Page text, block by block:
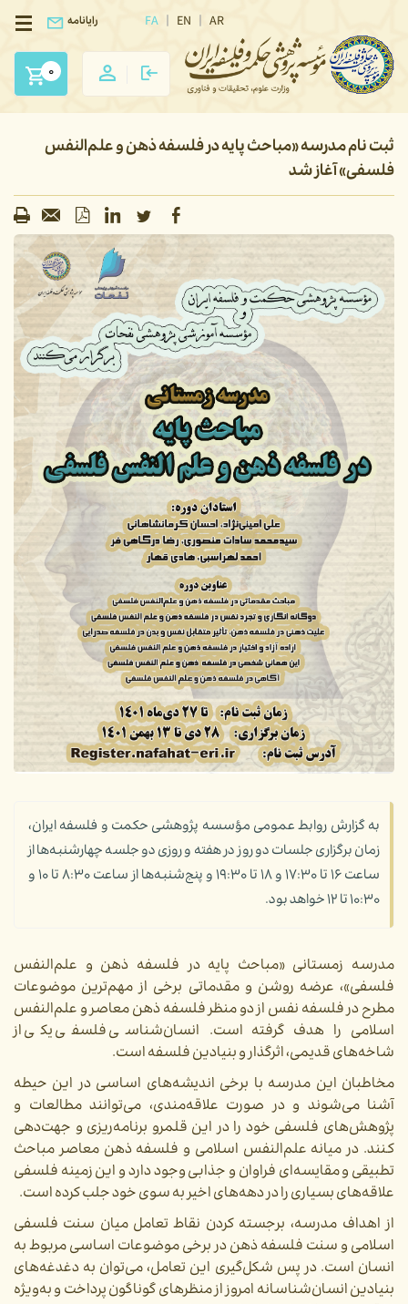
FA EN AR رایانامه
0
ثبت نام مدرسه «مباحث پایه در فلسفه ذهن و علم‌النفس
فلسفی» آغاز شد
به گزارش روابط عمومی مؤسسه پژوهشی حکمت و فلسفه ایران،
زمان برگزاری جلسات دو روز در هفته و روزی دو جلسه چهارشنبه‌ها از
ساعت ۱۶ تا ۱۷:۳۰ و ۱۸ تا ۱۹:۳۰ و پنج‌شنبه‌ها از ساعت ۸:۳۰ تا ۱۰ و
۱۰:۳۰ تا ۱۲ خواهد بود.
مدرسه زمستانی «مباحث پایه در فلسفه ذهن و علم‌النفس
فلسفی»، عرضه روشن و مقدماتی برخی از مهم‌ترین موضوعات
مطرح در فلسفه نفس از دو منظر فلسفه ذهن معاصر و علم‌النفس
اسلامی را هدف گرفته است. انسان‌شناسی فلسفی یکی از
شاخه‌های قدیمی، اثرگذار و بنیادین فلسفه است.
مخاطبان این مدرسه با برخی اندیشه‌های اساسی در این حیطه
آشنا می‌شوند و در صورت علاقه‌مندی، می‌توانند مطالعات و
پژوهش‌های فلسفی خود را در این قلمرو برنامه‌ریزی و جهت‌دهی
کنند. در میانه علم‌النفس اسلامی و فلسفه ذهن معاصر مباحث
تطبیقی و مقایسه‌ای فراوان و جذابی وجود دارد و این زمینه فلسفی
علاقه‌های بسیاری را در دهه‌های اخیر به سوی خود جلب کرده است.
از اهداف مدرسه، برجسته کردن نقاط تعامل میان سنت فلسفی
اسلامی و سنت فلسفه ذهن در برخی موضوعات اساسی مربوط به
انسان است. در پس شکل‌گیری این تعامل، می‌توان به دغدغه‌های
بنیادین انسان‌شناسانه امروز از منظرهای گوناگون پرداخت و به‌ویژه